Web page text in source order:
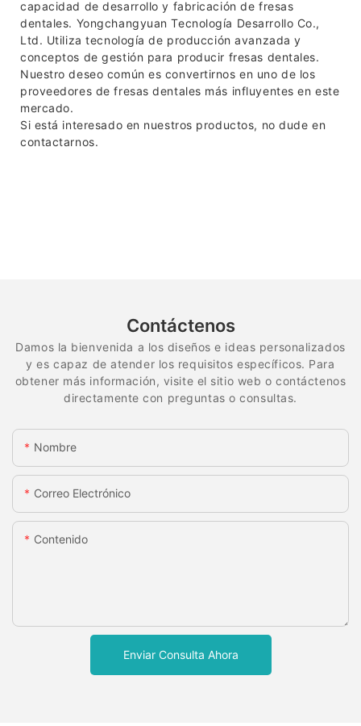
capacidad de desarrollo y fabricación de fresas
dentales. Yongchangyuan Tecnología Desarrollo Co.,
Ltd. Utiliza tecnología de producción avanzada y
conceptos de gestión para producir fresas dentales.
Nuestro deseo común es convertirnos en uno de los
proveedores de fresas dentales más influyentes en este
mercado.
Si está interesado en nuestros productos, no dude en
contactarnos.
Contáctenos
Damos la bienvenida a los diseños e ideas personalizados
y es capaz de atender los requisitos específicos. Para
obtener más información, visite el sitio web o contáctenos
directamente con preguntas o consultas.
Nombre
Correo Electrónico
Contenido
Enviar Consulta Ahora